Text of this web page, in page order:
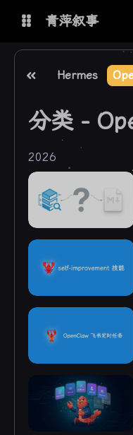
青萍 AI 图床
青萍 AI 电商
青萍叙事
DevOps Hermes
分类 -
2026